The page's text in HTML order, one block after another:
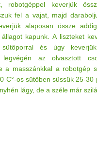
, robotgéppel keverjük
fel a vajat, majd
alaposan össze
állagot kapunk. A liszteket
és úgy
az olvasztott
a masszánkkal a robotgép
C°-os sütőben süssük 25-30
lágy, de a széle már